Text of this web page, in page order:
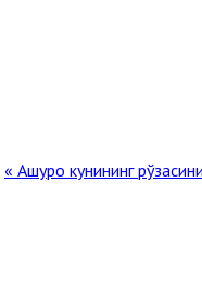
« Ашуро кунининг